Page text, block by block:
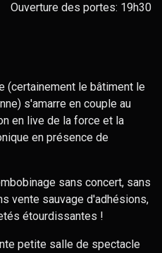
Ouverture des portes: 19h30
(certainement le bâtiment le
s'amarre en couple au
en live de la force et la
en présence de
sans concert, sans
vente sauvage d'adhésions,
étourdissantes !
petite salle de spectacle